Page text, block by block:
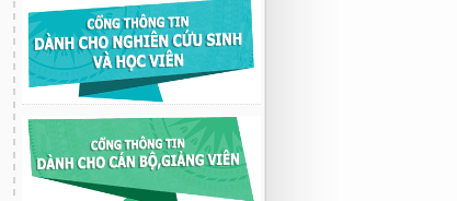
CÔNG NGHỆ KỸ THUẬT HẠT
NHÂN
03:41 08/07/2026
GIAO LƯU TRAO ĐỔI HỌC THUẬT
GIỮA HỌC VIỆN KHOA HỌC VÀ
CÔNG NGHỆ VỚI TRƯỜNG ĐẠI
HỌC OSAKA, TRƯỜNG TRUNG
HỌC HYOGO (NHẬT BẢN) VÀ
TRƯỜNG TRUNG HỌC PHỔ
THÔNG CHUYÊN KHOA HỌC TỰ